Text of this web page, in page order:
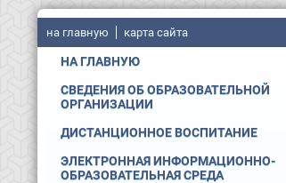
на главную карта сайта
НА ГЛАВНУЮ
СВЕДЕНИЯ ОБ ОБРАЗОВАТЕЛЬНОЙ
ОРГАНИЗАЦИИ
ДИСТАНЦИОННОЕ ВОСПИТАНИЕ
ЭЛЕКТРОННАЯ ИНФОРМАЦИОННО-
ОБРАЗОВАТЕЛЬНАЯ СРЕДА